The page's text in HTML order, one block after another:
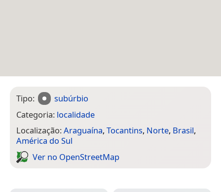
Tipo:
subúrbio
Categoria: localidade
Localização:Araguaína, Tocantins, Norte, Brasil,
América do Sul
Ver no Open­Street­Map